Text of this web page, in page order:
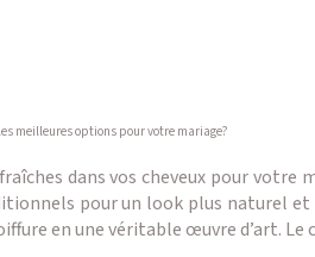
meilleures options pour votre mariage?
dans vos cheveux pour
pour un look plus naturel et
en une véritable œuvre d’art.